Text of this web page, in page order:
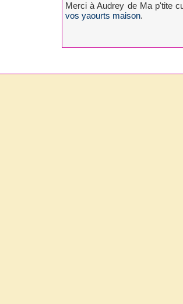
Merci à Audrey de Ma p'tite
vos yaourts maison.